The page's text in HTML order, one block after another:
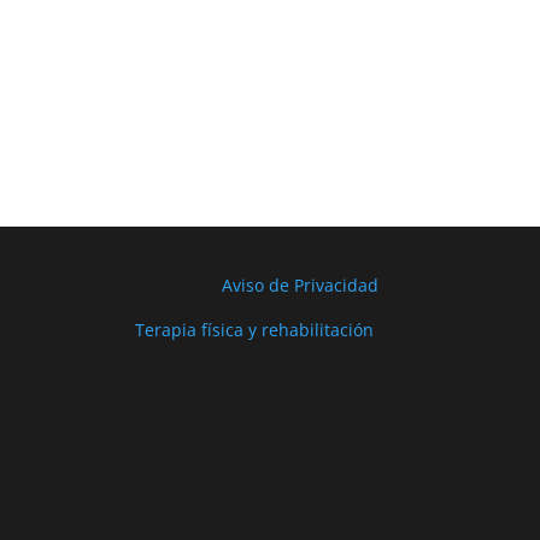
Aviso de Privacidad
Terapia física y rehabilitación